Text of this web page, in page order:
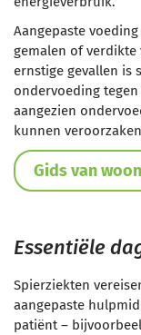
Aangepaste
gemalen of
ernstige gevallen is
ondervoeding
aangezien
kunnen
Gids van
Essentiële
Spierziekten
aangepaste
patiënt –